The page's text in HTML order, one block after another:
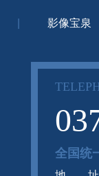
影像宝泉
全国统